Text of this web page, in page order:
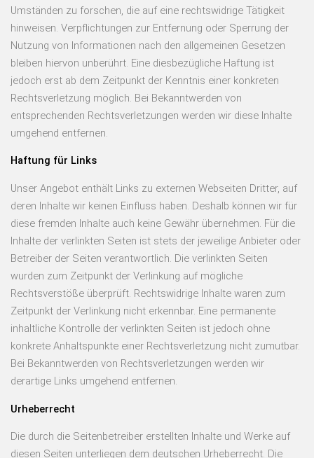
Umständen zu forschen, die auf eine rechtswidrige Tätigkeit
hinweisen. Verpflichtungen zur Entfernung oder Sperrung der
Nutzung von Informationen nach den allgemeinen Gesetzen
bleiben hiervon unberührt. Eine diesbezügliche Haftung ist
jedoch erst ab dem Zeitpunkt der Kenntnis einer konkreten
Rechtsverletzung möglich. Bei Bekanntwerden von
entsprechenden Rechtsverletzungen werden wir diese Inhalte
umgehend entfernen.
Haftung für Links
Unser Angebot enthält Links zu externen Webseiten Dritter, auf
deren Inhalte wir keinen Einfluss haben. Deshalb können wir für
diese fremden Inhalte auch keine Gewähr übernehmen. Für die
Inhalte der verlinkten Seiten ist stets der jeweilige Anbieter oder
Betreiber der Seiten verantwortlich. Die verlinkten Seiten
wurden zum Zeitpunkt der Verlinkung auf mögliche
Rechtsverstöße überprüft. Rechtswidrige Inhalte waren zum
Zeitpunkt der Verlinkung nicht erkennbar. Eine permanente
inhaltliche Kontrolle der verlinkten Seiten ist jedoch ohne
konkrete Anhaltspunkte einer Rechtsverletzung nicht zumutbar.
Bei Bekanntwerden von Rechtsverletzungen werden wir
derartige Links umgehend entfernen.
Urheberrecht
Die durch die Seitenbetreiber erstellten Inhalte und Werke auf
diesen Seiten unterliegen dem deutschen Urheberrecht. Die